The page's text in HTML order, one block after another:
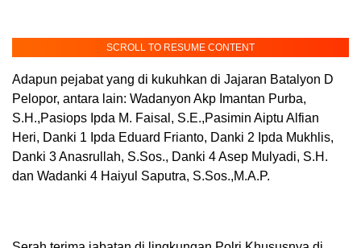
SCROLL TO RESUME CONTENT
Adapun pejabat yang di kukuhkan di Jajaran Batalyon D
Pelopor, antara lain: Wadanyon Akp Imantan Purba,
S.H.,Pasiops Ipda M. Faisal, S.E.,Pasimin Aiptu Alfian
Heri, Danki 1 Ipda Eduard Frianto, Danki 2 Ipda Mukhlis,
Danki 3 Anasrullah, S.Sos., Danki 4 Asep Mulyadi, S.H.
dan Wadanki 4 Haiyul Saputra, S.Sos.,M.A.P.